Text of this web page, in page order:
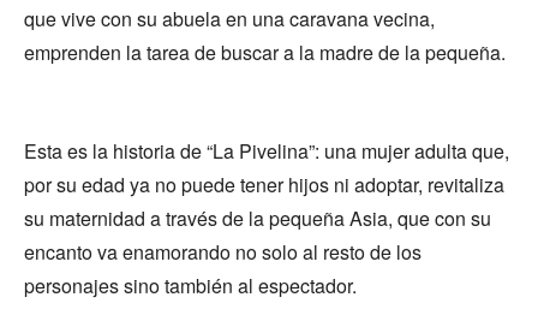
que vive con su abuela en una caravana vecina,
emprenden la tarea de buscar a la madre de la pequeña.
Esta es la historia de “La Pivelina”: una mujer adulta que,
por su edad ya no puede tener hijos ni adoptar, revitaliza
su maternidad a través de la pequeña Asia, que con su
encanto va enamorando no solo al resto de los
personajes sino también al espectador.